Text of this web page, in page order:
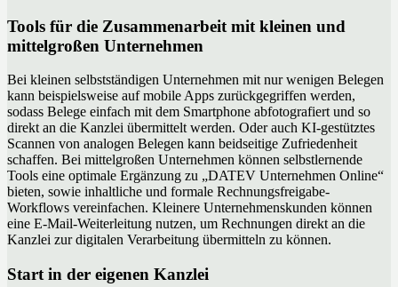
Tools für die Zusammenarbeit mit kleinen und
mittelgroßen Unternehmen
Bei kleinen selbstständigen Unternehmen mit nur wenigen Belegen
kann beispielsweise auf mobile Apps zurückgegriffen werden,
sodass Belege einfach mit dem Smartphone abfotografiert und so
direkt an die Kanzlei übermittelt werden. Oder auch KI-gestütztes
Scannen von analogen Belegen kann beidseitige Zufriedenheit
schaffen. Bei mittelgroßen Unternehmen können selbstlernende
Tools eine optimale Ergänzung zu „DATEV Unternehmen Online“
bieten, sowie inhaltliche und formale Rechnungsfreigabe-
Workflows vereinfachen. Kleinere Unternehmenskunden können
eine E-Mail-Weiterleitung nutzen, um Rechnungen direkt an die
Kanzlei zur digitalen Verarbeitung übermitteln zu können.
Start in der eigenen Kanzlei